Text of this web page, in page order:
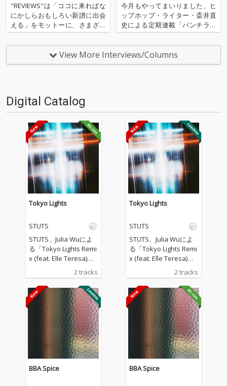
"REVIEWS"は「ココに来ればな
にかしらおもしろい新譜に出会
える」をモットーに、さまざま
な書き手が新譜（たいたい3ヶ
月ぐらいあのターム）を中心に
9枚（＋α）の作品を厳選し、紹
介するコーナーです（ときに旧
イン・オブ・ザ・マンス」 第13
回
今月もやってまいりました、ヒ
ップホップ・ライター・斎井直
史による定期連載「パンチライ
ン・オブ・ザ・マンス」です! 連
載1周年を迎えた前回はジ・イ
ンターネットのヴォーカリスト
であるシドにフックアップされ
View More Interviews/Columns
Digital Catalog
Tokyo Lights
STUTS
STUTS、Julia Wuによ
る「Tokyo Lights Remi
x (feat. Elle Teresa)」
ロデューサー／トラッ
クメーカーのSTUTS
と、台湾を拠点に活動
するシンガーソングラ
イターのJulia Wu。202
6年2月にリリースされ
た4曲入りEP『With
U』に収録された2ステ
ップ・ダンスチューン
「Tokyo Lights」のRe
mixが、7月8日にリリ
2 tracks
Tokyo Lights
STUTS
STUTS、Julia Wuによ
る「Tokyo Lights Remi
x (feat. Elle Teresa)」
ロデューサー／トラッ
クメーカーのSTUTS
と、台湾を拠点に活動
するシンガーソングラ
イターのJulia Wu。202
6年2月にリリースされ
た4曲入りEP『With
U』に収録された2ステ
ップ・ダンスチューン
「Tokyo Lights」のRe
mixが、7月8日にリリ
2 tracks
BBA Spice BBA Spice